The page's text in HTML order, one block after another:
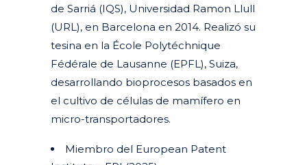
de Sarriá (IQS), Universidad Ramon Llull
(URL), en Barcelona en 2014. Realizó su
tesina en la École Polytéchnique
Fédérale de Lausanne (EPFL), Suiza,
desarrollando bioprocesos basados en
el cultivo de células de mamífero en
micro-transportadores.
Miembro del European Patent